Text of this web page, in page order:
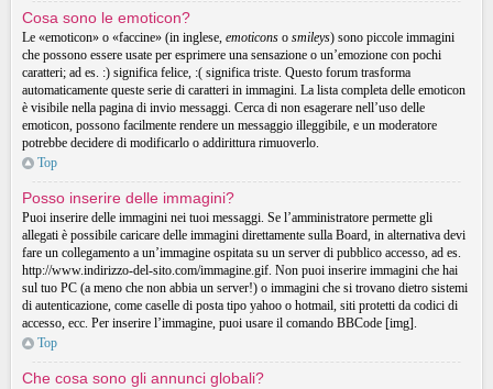
Cosa sono le emoticon?
Le «emoticon» o «faccine» (in inglese, emoticons o smileys) sono piccole immagini
che possono essere usate per esprimere una sensazione o un’emozione con pochi
caratteri; ad es. :) significa felice, :( significa triste. Questo forum trasforma
automaticamente queste serie di caratteri in immagini. La lista completa delle emoticon
è visibile nella pagina di invio messaggi. Cerca di non esagerare nell’uso delle
emoticon, possono facilmente rendere un messaggio illeggibile, e un moderatore
potrebbe decidere di modificarlo o addirittura rimuoverlo.
Top
Posso inserire delle immagini?
Puoi inserire delle immagini nei tuoi messaggi. Se l’amministratore permette gli
allegati è possibile caricare delle immagini direttamente sulla Board, in alternativa devi
fare un collegamento a un’immagine ospitata su un server di pubblico accesso, ad es.
http://www.indirizzo-del-sito.com/immagine.gif. Non puoi inserire immagini che hai
sul tuo PC (a meno che non abbia un server!) o immagini che si trovano dietro sistemi
di autenticazione, come caselle di posta tipo yahoo o hotmail, siti protetti da codici di
accesso, ecc. Per inserire l’immagine, puoi usare il comando BBCode [img].
Top
Che cosa sono gli annunci globali?